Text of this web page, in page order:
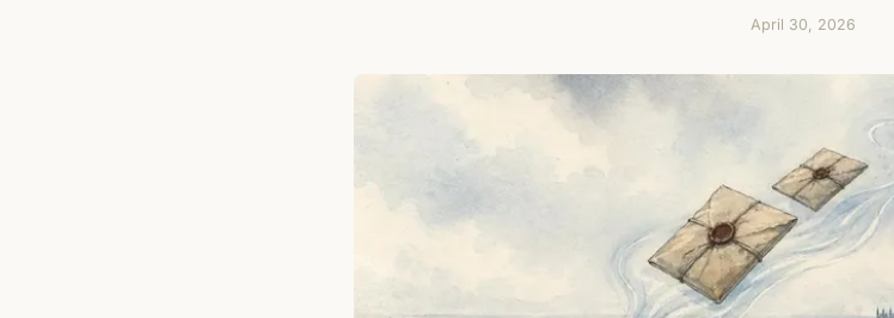
April 30, 2026